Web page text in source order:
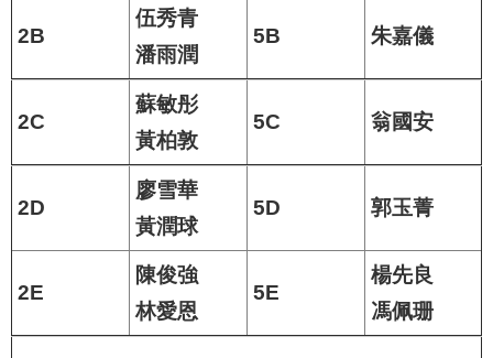
2B
伍秀青
潘雨潤
5B 朱嘉儀
2C
蘇敏彤
黃柏敦
5C 翁國安
2D
廖雪華
黃潤球
5D 郭玉菁
2E
陳俊強
林愛恩
5E
楊先良
馮佩珊